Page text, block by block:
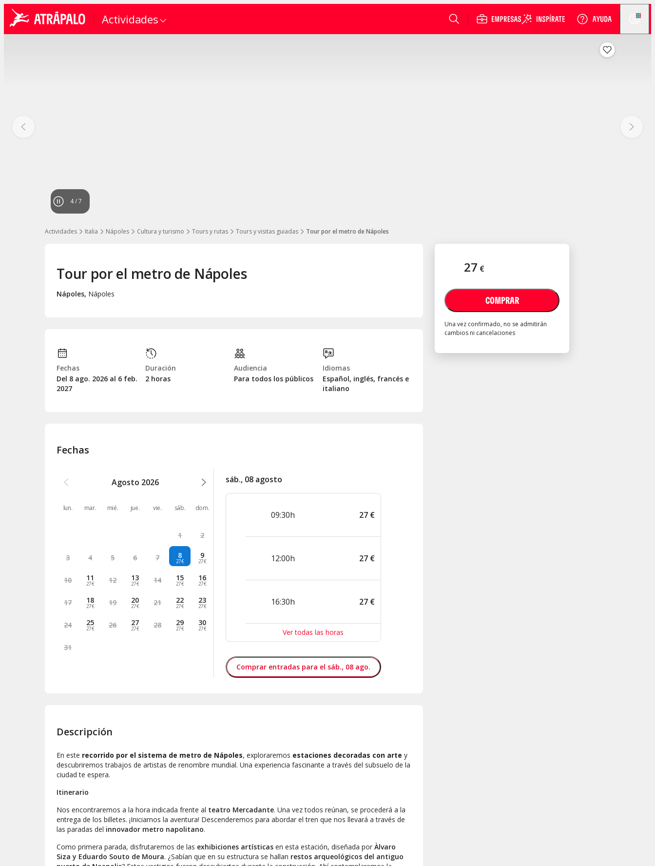
Actividades
4/7
Actividades Italia Nápoles Cultura y turismo Tours y rutas Tours y visitas guiadas Tour por el metro de Nápoles
27 €
COMPRAR
Una vez confirmado, no se admitirán
cambios ni cancelaciones
Tour por el metro de Nápoles
Nápoles, Nápoles
Fechas
Del 8 ago. 2026 al 6 feb.
2027
Duración
2 horas
Audiencia
Para todos los públicos
Idiomas
Español, inglés, francés e
italiano
Fechas
Agosto 2026
lun. mar. mié. jue. vie. sáb. dom.
1 2
3 4 5 6 7 8
27€
9
27€
10 11
27€ 12 13
27€ 14 15
27€
16
27€
17 18
27€ 19 20
27€ 21 22
27€
23
27€
24 25
27€ 26 27
27€ 28 29
27€
30
27€
31
sáb., 08 agosto
09:30h 27 €
12:00h 27 €
16:30h 27 €
Ver todas las horas
Comprar entradas para el sáb., 08 ago.
Descripción
En este recorrido por el sistema de metro de Nápoles, exploraremos estaciones decoradas con arte y
descubriremos trabajos de artistas de renombre mundial. Una experiencia fascinante a través del subsuelo de la
ciudad te espera.
Itinerario
Nos encontraremos a la hora indicada frente al teatro Mercadante. Una vez todos reúnan, se procederá a la
entrega de los billetes. ¡Iniciamos la aventura! Descenderemos para abordar el tren que nos llevará a través de
las paradas del innovador metro napolitano.
Como primera parada, disfrutaremos de las exhibiciones artísticas en esta estación, diseñada por Àlvaro
Siza y Eduardo Souto de Moura. ¿Sabían que en su estructura se hallan restos arqueológicos del antiguo